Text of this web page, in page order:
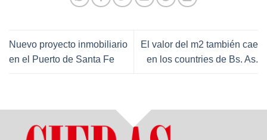
Nuevo proyecto inmobiliario
en el Puerto de Santa Fe
El valor del m2 también cae
en los countries de Bs. As.